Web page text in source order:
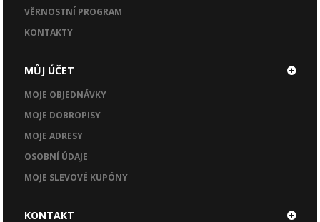
VĚRNOSTNÍ PROGRAM
KONTAKTY
MŮJ ÚČET
MOJE OBJEDNÁVKY
MOJE DOBROPISY
MOJE ADRESY
OSOBNÍ ÚDAJE
MOJE SLEVOVÉ KUPÓNY
KONTAKT